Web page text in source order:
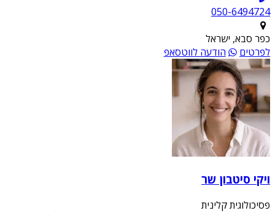
050-6494724
כפר סבא, ישראל
לפרטים
הודעה לווטסאפ
ויקי סיטבון שר
פסיכולוגית קלינית